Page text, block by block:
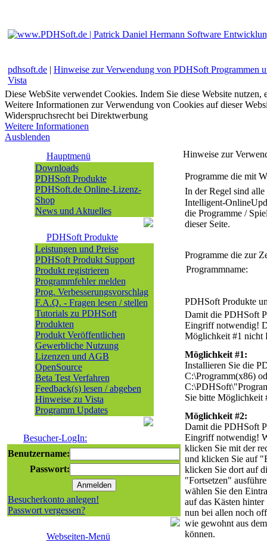
pdhsoft.de | Hinweise zur Verwendung von PDHSoft Programmen
Vista
Diese WebSite verwendet Cookies. Indem Sie diese Website
Weitere Informationen zur Verwendung von Cookies auf dieser
Widerspruchsrecht bei Direktwerbung
Weitere Informationen
Ausblenden
Hauptmenü
Downloads
PDHSoft Produkte
PDHSoft.de Online-Lizenz-
Shop
News und Aktuelles
PDHSoft Produkte
Leistungen und Preise
PDHSoft Produkt Support
Produkt registrieren
Programmfehler melden
Prog. Verbesserungsvorschlag
F.A.Q. - Fragen lesen / stellen
Tutorials zu PDHSoft
Produkten
Produkt Veröffentlichen
Gewerbliche Nutzung
Lizenzen und AGB
OpenSource
Beta Test Verfahren
Feedback(s) lesen / abgeben
Hinweise zu Vista
Programm Updates
Besucher-LogIn:
Benutzername:
Passwort:
Besucherkonto anlegen!
Passwort vergessen?
Webseiten-Menü
Hinweise zur
Programme die mit
In der Regel sind
Intelligent-
die Programme /
dieser Seite.
Programme die zur
Programmname:
PDHSoft Produkte
Damit die PDHSoft
Eingriff notwendig!
Möglichkeit #1 nicht
Möglichkeit #1:
Installieren Sie die
C:\Programm(x86)
Sie bitte Möglichkeit
Möglichkeit #2:
Damit die PDHSoft
Eingriff notwendig!
klicken Sie mit der
und klicken Sie auf
klicken Sie dort auf
"Fortsetzen"
wählen Sie den
auf das Kästen
nun bei allen noch
wie gewohnt aus
können.